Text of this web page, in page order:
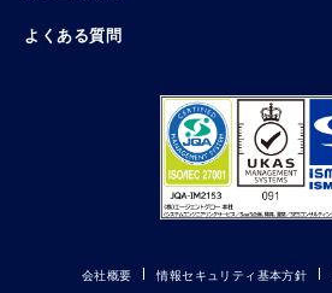
よくある質問
会社概要 情報セキュリティ基本方針